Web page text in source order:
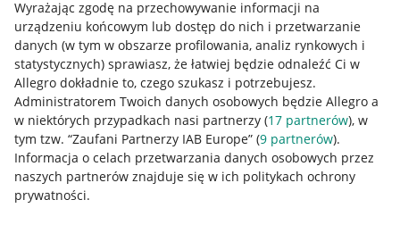
Wyrażając zgodę na przechowywanie informacji na
urządzeniu końcowym lub dostęp do nich i przetwarzanie
danych (w tym w obszarze profilowania, analiz rynkowych i
statystycznych) sprawiasz, że łatwiej będzie odnaleźć Ci w
Allegro dokładnie to, czego szukasz i potrzebujesz.
Administratorem Twoich danych osobowych będzie Allegro a
w niektórych przypadkach nasi partnerzy (17 partnerów), w
tym tzw. “Zaufani Partnerzy IAB Europe” (9 partnerów).
Informacja o celach przetwarzania danych osobowych przez
naszych partnerów znajduje się w ich politykach ochrony
prywatności.
Przydatne informacje
Jak to działa